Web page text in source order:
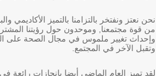
نحن نعتز ونفتخر بالتزامنا بالتميز الأكاديمي
من قوة مجتمعنا, وموحدون حول رؤيتنا
وإحداث تغيير ملموس في مجال الصحة على
وتقبل الآخر في المجتمع.